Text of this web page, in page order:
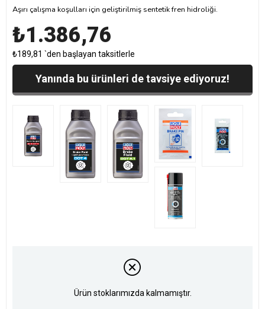
Aşırı çalışma koşulları için geliştirilmiş sentetik fren hidroliği.
₺1.386,76
₺189,81 `den başlayan taksitlerle
Yanında bu ürünleri de tavsiye ediyoruz!
Ürün stoklarımızda kalmamıştır.